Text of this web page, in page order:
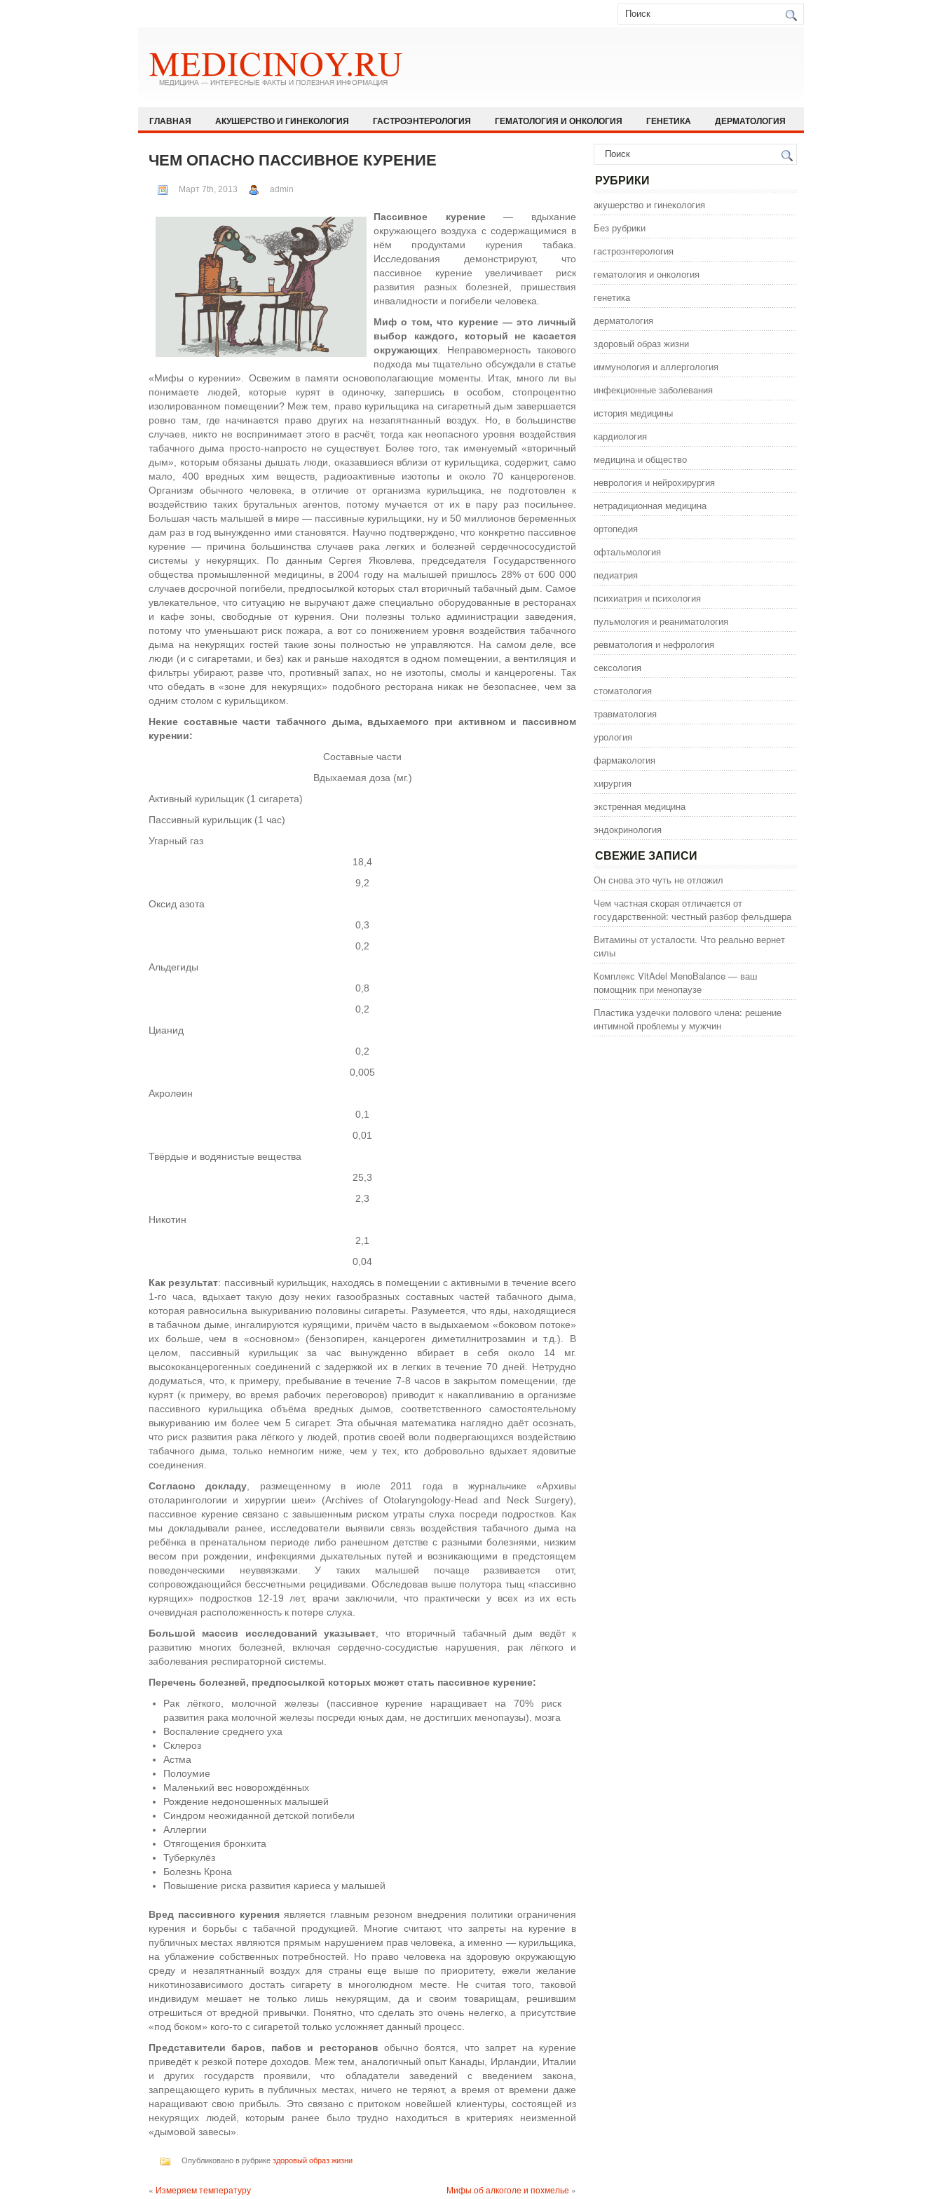
ГЛАВНАЯ АКУШЕРСТВО И ГИНЕКОЛОГИЯ ГАСТРОЭНТЕРОЛОГИЯ ГЕМАТОЛОГИЯ И ОНКОЛОГИЯ ГЕНЕТИКА
ДЕРМАТОЛОГИЯ
ИНФЕКЦИОННЫЕ ЗАБОЛЕВАНИЯ
ИСТОРИЯ МЕДИЦИНЫ
ОФТАЛЬМОЛОГИЯ
ПЕДИАТРИЯ
СЕКСОЛОГИЯ СТОМАТОЛОГИЯ ТРАВМАТОЛОГИЯ УРОЛОГИЯ
ЭКСТРЕННАЯ МЕДИЦИНА ЭНДОКРИНОЛОГИЯ
ЧЕМ ОПАСНО ПАССИВНОЕ КУРЕНИЕ
Март 7th, 2013 admin
Пассивное курение— вдыхание
окружающего воздуха с содержащимися в
нём продуктами курения табака.
Исследования демонстрируют, что
пассивное курение увеличивает риск
развития разных болезней, пришествия
инвалидности и погибели человека.
Миф о том, что курение — это личный
выбор каждого, который не касается
окружающих . Неправомерность такового
подхода мы тщательно обсуждали в статье
«Мифы о курении». Освежим в памяти основополагающие моменты. Итак, много ли вы
понимаете людей, которые курят в одиночку, запершись в особом, стопроцентно
изолированном помещении? Меж тем, право курильщика на сигаретный дым завершается
ровно там, где начинается право других на незапятнанный воздух. Но, в большинстве
случаев, никто не воспринимает этого в расчёт, тогда как неопасного уровня воздействия
табачного дыма просто-напросто не существует. Более того, так именуемый «вторичный
дым», которым обязаны дышать люди, оказавшиеся вблизи от курильщика, содержит, само
мало, 400 вредных хим веществ, радиоактивные изотопы и около 70 канцерогенов.
Организм обычного человека, в отличие от организма курильщика, не подготовлен к
воздействию таких брутальных агентов, потому мучается от их в пару раз посильнее.
Большая часть малышей в мире — пассивные курильщики, ну и 50 миллионов беременных
дам раз в год вынужденно ими становятся. Научно подтверждено, что конкретно пассивное
курение — причина большинства случаев рака легких и болезней сердечнососудистой
системы у некурящих. По данным Сергея Яковлева, председателя Государственного
общества промышленной медицины, в 2004 году на малышей пришлось 28% от 600 000
случаев досрочной погибели, предпосылкой которых стал вторичный табачный дым. Самое
увлекательное, что ситуацию не выручают даже специально оборудованные в ресторанах
и кафе зоны, свободные от курения. Они полезны только администрации заведения,
потому что уменьшают риск пожара, а вот со понижением уровня воздействия табачного
дыма на некурящих гостей такие зоны полностью не управляются. На самом деле, все
люди (и с сигаретами, и без) как и раньше находятся в одном помещении, а вентиляция и
фильтры убирают, разве что, противный запах, но не изотопы, смолы и канцерогены. Так
что обедать в «зоне для некурящих» подобного ресторана никак не безопаснее, чем за
одним столом с курильщиком.
Некие составные части табачного дыма, вдыхаемого при активном и пассивном
курении:
Составные части
Вдыхаемая доза (мг.)
Активный курильщик (1 сигарета)
Пассивный курильщик (1 час)
Угарный газ
18,4
9,2
Оксид азота
0,3
0,2
Альдегиды
0,8
0,2
Цианид
0,2
0,005
Акролеин
0,1
0,01
Твёрдые и водянистые вещества
25,3
2,3
Никотин
2,1
0,04
Как результат: пассивный курильщик, находясь в помещении с активными в течение всего
1-го часа, вдыхает такую дозу неких газообразных составных частей табачного дыма,
которая равносильна выкуриванию половины сигареты. Разумеется, что яды, находящиеся
в табачном дыме, ингалируются курящими, причём часто в выдыхаемом «боковом потоке»
их больше, чем в «основном» (бензопирен, канцероген диметилнитрозамин и т.д.). В
целом, пассивный курильщик за час вынужденно вбирает в себя около 14 мг.
высококанцерогенных соединений с задержкой их в легких в течение 70 дней. Нетрудно
додуматься, что, к примеру, пребывание в течение 7-8 часов в закрытом помещении, где
курят (к примеру, во время рабочих переговоров) приводит к накапливанию в организме
пассивного курильщика объёма вредных дымов, соответственного самостоятельному
выкуриванию им более чем 5 сигарет. Эта обычная математика наглядно даёт осознать,
что риск развития рака лёгкого у людей, против своей воли подвергающихся воздействию
табачного дыма, только немногим ниже, чем у тех, кто добровольно вдыхает ядовитые
соединения.
Согласно докладу , размещенному в июле 2011 года в журнальчике «Архивы
отоларингологии и хирургии шеи» (Archives of Otolaryngology-Head and Neck Surgery),
пассивное курение связано с завышенным риском утраты слуха посреди подростков. Как
мы докладывали ранее, исследователи выявили связь воздействия табачного дыма на
ребёнка в пренатальном периоде либо ранешном детстве с разными болезнями, низким
весом при рождении, инфекциями дыхательных путей и возникающими в предстоящем
поведенческими неуввязками. У таких малышей почаще развивается отит,
сопровождающийся бессчетными рецидивами. Обследовав выше полутора тыщ «пассивно
курящих» подростков 12-19 лет, врачи заключили, что практически у всех из их есть
очевидная расположенность к потере слуха.
Большой массив исследований указывает , что вторичный табачный дым ведёт к
развитию многих болезней, включая сердечно-сосудистые нарушения, рак лёгкого и
заболевания респираторной системы.
Перечень болезней, предпосылкой которых может стать пассивное курение:
Рак лёгкого, молочной железы (пассивное курение наращивает на 70% риск
развития рака молочной железы посреди юных дам, не достигших менопаузы), мозга
Воспаление среднего уха
Склероз
Астма
Полоумие
Маленький вес новорождённых
Рождение недоношенных малышей
Синдром неожиданной детской погибели
Аллергии
Отягощения бронхита
Туберкулёз
Болезнь Крона
Повышение риска развития кариеса у малышей
Вред пассивного курения является главным резоном внедрения политики ограничения
курения и борьбы с табачной продукцией. Многие считают, что запреты на курение в
публичных местах являются прямым нарушением прав человека, а именно — курильщика,
на ублажение собственных потребностей. Но право человека на здоровую окружающую
среду и незапятнанный воздух для страны еще выше по приоритету, ежели желание
никотинозависимого достать сигарету в многолюдном месте. Не считая того, таковой
индивидум мешает не только лишь некурящим, да и своим товарищам, решившим
отрешиться от вредной привычки. Понятно, что сделать это очень нелегко, а присутствие
«под боком» кого-то с сигаретой только усложняет данный процесс.
Представители баров, пабов и ресторанов обычно боятся, что запрет на курение
приведёт к резкой потере доходов. Меж тем, аналогичный опыт Канады, Ирландии, Италии
и других государств проявили, что обладатели заведений с введением закона,
запрещающего курить в публичных местах, ничего не теряют, а время от времени даже
наращивают свою прибыль. Это связано с притоком новейшей клиентуры, состоящей из
некурящих людей, которым ранее было трудно находиться в критериях неизменной
«дымовой завесы».
Опубликовано в рубрике здоровый образ жизни
« Измеряем температуру Мифы об алкоголе и похмелье »
РУБРИКИ
акушерство и гинекология
Без рубрики
гастроэнтерология
гематология и онкология
генетика
дерматология
здоровый образ жизни
иммунология и аллергология
инфекционные заболевания
история медицины
кардиология
медицина и общество
неврология и нейрохирургия
нетрадиционная медицина
ортопедия
офтальмология
педиатрия
психиатрия и психология
пульмология и реаниматология
ревматология и нефрология
сексология
стоматология
травматология
урология
фармакология
хирургия
экстренная медицина
эндокринология
СВЕЖИЕ ЗАПИСИ
Он снова это чуть не отложил
Чем частная скорая отличается от
государственной: честный разбор фельдшера
Витамины от усталости. Что реально вернет
силы
Комплекс VitAdel MenoBalance — ваш
помощник при менопаузе
Пластика уздечки полового члена: решение
интимной проблемы у мужчин